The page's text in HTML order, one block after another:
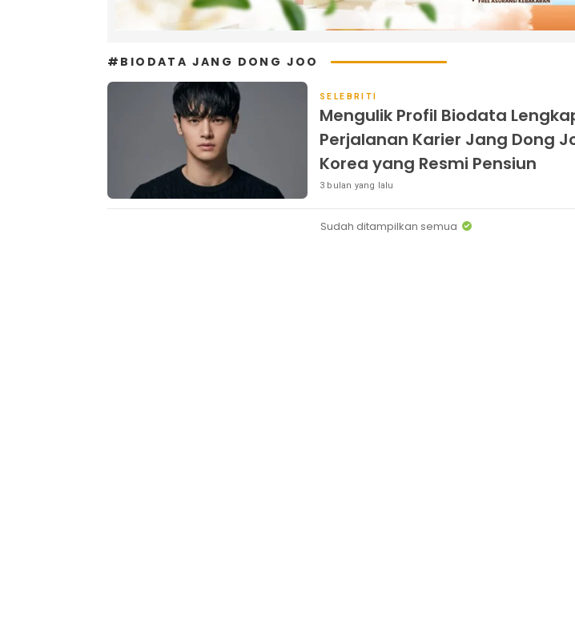
#BIODATA JANG DONG JOO
SELEBRITI
Mengulik Profil Biodata
Perjalanan Karier Jang Dong
Korea yang Resmi Pensiun
3 bulan yang lalu
Sudah ditampilkan semua